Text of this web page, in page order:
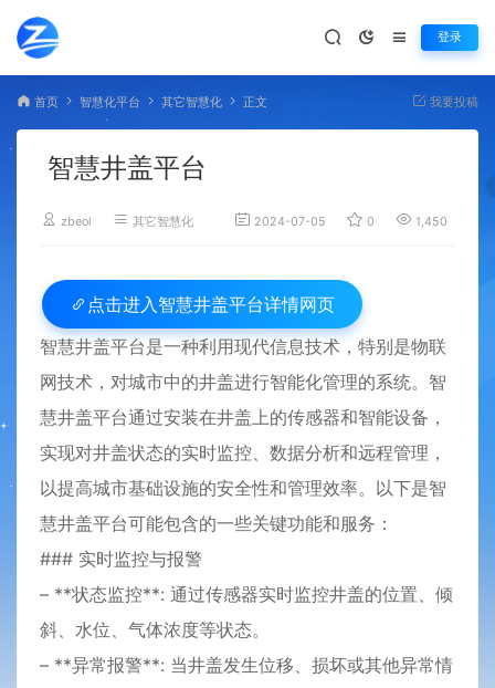
登录
首页 智慧化平台 其它智慧化 正文 我要投稿
智慧井盖平台
zbeol 其它智慧化 2024-07-05 0 1,450
点击进入 智慧井盖平台详情网页
智慧井盖平台是一种利用现代信息技术，特别是物联
网技术，对城市中的井盖进行智能化管理的系统。智
慧井盖平台通过安装在井盖上的传感器和智能设备，
实现对井盖状态的实时监控、数据分析和远程管理，
以提高城市基础设施的安全性和管理效率。以下是智
慧井盖平台可能包含的一些关键功能和服务：
### 实时监控与报警
– **状态监控**: 通过传感器实时监控井盖的位置、倾
斜、水位、气体浓度等状态。
– **异常报警**: 当井盖发生位移、损坏或其他异常情